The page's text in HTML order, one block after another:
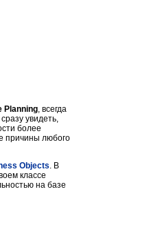
Planning, всегда
увидеть,
более
причины любого
Objects. В
классе
на базе